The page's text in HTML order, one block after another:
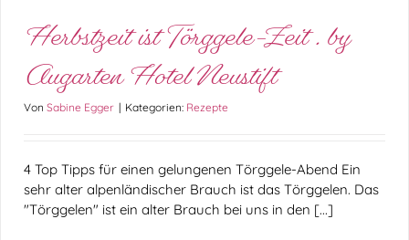
Herbstzeit ist Törggele-Zeit . by
Augarten Hotel Neustift
Von Sabine Egger | Kategorien: Rezepte
4 Top Tipps für einen gelungenen Törggele-Abend Ein
sehr alter alpenländischer Brauch ist das Törggelen. Das
"Törggelen" ist ein alter Brauch bei uns in den [...]